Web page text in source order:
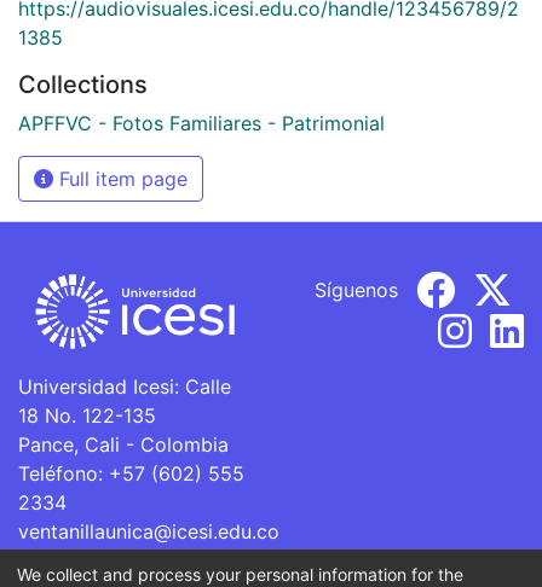
https://audiovisuales.icesi.edu.co/handle/123456789/2
1385
Collections
APFFVC - Fotos Familiares - Patrimonial
Full item page
Universidad Icesi: Calle
18 No. 122-135
Pance, Cali - Colombia
Teléfono: +57 (602) 555
2334
ventanillaunica@icesi.edu.co
Síguenos
We collect and process your personal information for the